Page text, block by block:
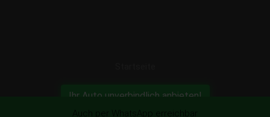
Ihr Auto unverbindlich anbieten!
Auch per WhatsApp erreichbar